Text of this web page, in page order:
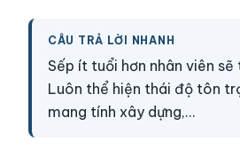
CÂU TRẢ LỜI NHANH
Sếp ít tuổi hơn nhân viên sẽ
Luôn thể hiện thái độ tôn
mang tính xây dựng,...